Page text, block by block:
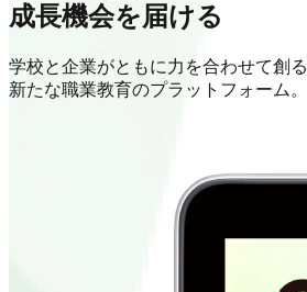
成長機会を届ける
学校と企業がともに力を合わせて創る
新たな職業教育のプラットフォーム。